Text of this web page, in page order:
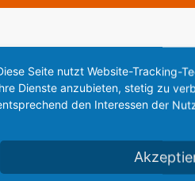
Seite nutzt Website-Tracking-
Dienste anzubieten, stetig zu
den Interessen der